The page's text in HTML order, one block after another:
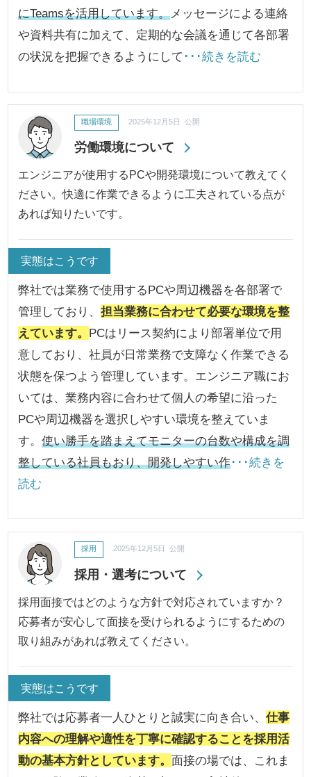
にTeamsを活用しています。メッセージによる連絡
や資料共有に加えて、定期的な会議を通じて各部署
の状況を把握できるようにして ･･･続きを読む
労働環境について
職場環境 2025年12月5日 公開
エンジニアが使用するPCや開発環境について教えてく
ださい。快適に作業できるように工夫されている点が
あれば知りたいです。
実態はこうです
弊社では業務で使用するPCや周辺機器を各部署で
管理しており、担当業務に合わせて必要な環境を整
えています。 PCはリース契約により部署単位で用
意しており、社員が日常業務で支障なく作業できる
状態を保つよう管理しています。エンジニア職にお
いては、業務内容に合わせて個人の希望に沿った
PCや周辺機器を選択しやすい環境を整えていま
す。使い勝手を踏まえてモニターの台数や構成を調
整している社員もおり、開発しやすい作･･･続きを
読む
採用・選考について
採用 2025年12月5日 公開
採用面接ではどのような方針で対応されていますか？
応募者が安心して面接を受けられるようにするための
取り組みがあれば教えてください。
実態はこうです
弊社では応募者一人ひとりと誠実に向き合い、仕事
内容への理解や適性を丁寧に確認することを採用活
動の基本方針としています。面接の場では、これま